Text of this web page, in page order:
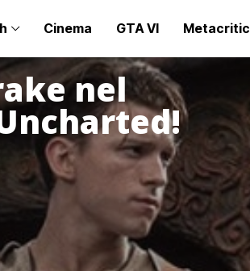
Cinema GTA VI Metacritic
nel